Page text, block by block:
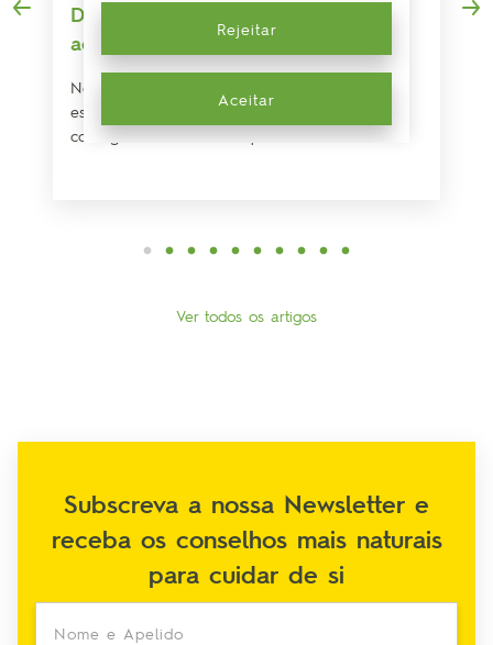
Despertar precoce: Truque para não
acordar durante a noite
Neste artigo vamos abordar as principais
estratégias para evitar o despertar precoce e
conseguir um descanso reparador.
Ver todos os artigos
Subscreva a nossa Newsletter e
receba os conselhos mais naturais
para cuidar de si
Nome e Apelido
Rejeitar
Aceitar